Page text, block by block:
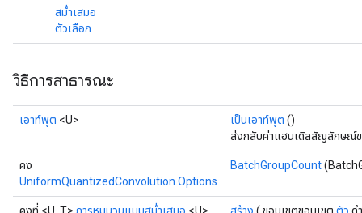
สม่ำเสมอ
ตัวเลือก
วิธีการสาธารณะ
เอาท์พุต <U> เป็นเอาท์พุต ()
ส่งกลับค่าแฮนเดิลสัญลักษณ์ข
คง
UniformQuantizedConvolution.Options
BatchGroupCount